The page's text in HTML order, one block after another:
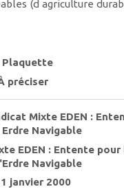
(d agriculture
Plaquette
préciser
Mixte EDEN :
Navigable
EDEN : Entente pour
Navigable
1 janvier 2000